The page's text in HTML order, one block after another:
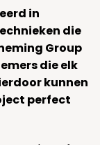
in
die
Group
die elk
kunnen
perfect